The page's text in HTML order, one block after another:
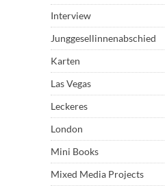
Interview
Junggesellinnenabschied
Karten
Las Vegas
Leckeres
London
Mini Books
Mixed Media Projects